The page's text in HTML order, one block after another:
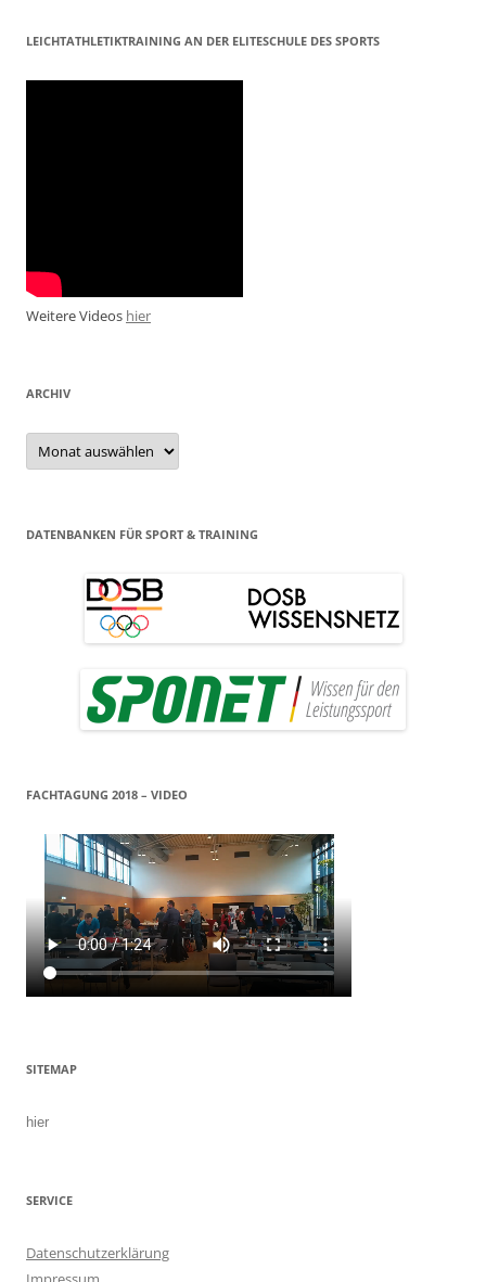
LEICHTATHLETIKTRAINING AN DER ELITESCHULE DES SPORTS
Weitere Videos hier
ARCHIV
Archiv
DATENBANKEN FÜR SPORT & TRAINING
FACHTAGUNG 2018 – VIDEO
SITEMAP
hier
SERVICE
Datenschutzerklärung